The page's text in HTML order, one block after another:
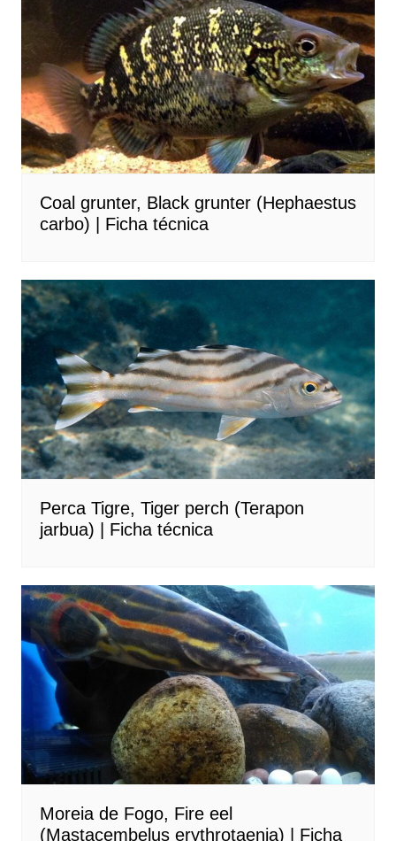
Coal grunter, Black grunter (Hephaestus
carbo) | Ficha técnica
Perca Tigre, Tiger perch (Terapon
jarbua) | Ficha técnica
Moreia de Fogo, Fire eel
(Mastacembelus erythrotaenia) | Ficha